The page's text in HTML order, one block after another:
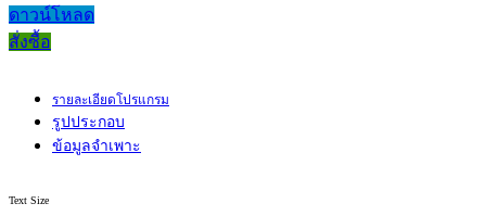
ดาวน์โหลด
สั่งซื้อ
รายละเอียดโปรแกรม
รูปประกอบ
ข้อมูลจำเพาะ
Text Size